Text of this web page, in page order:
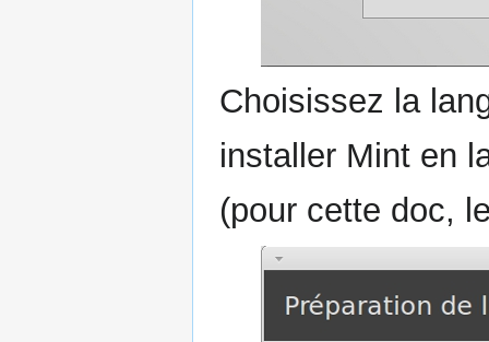
Choisissez la
installer Mint en
(pour cette doc,